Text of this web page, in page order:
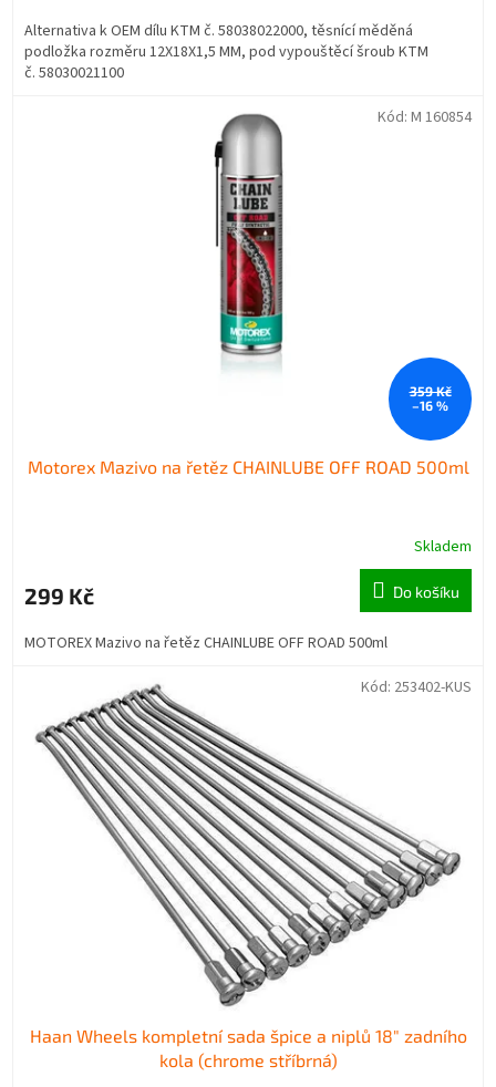
Alternativa k OEM dílu KTM č. 58038022000, těsnící měděná
podložka rozměru 12X18X1,5 MM, pod vypouštěcí šroub KTM
č. 58030021100
359 Kč
–16 %
Motorex Mazivo na řetěz CHAINLUBE OFF ROAD 500ml
Skladem
299 Kč Do košíku
MOTOREX Mazivo na řetěz CHAINLUBE OFF ROAD 500ml
Kód: M 160854
Haan Wheels kompletní sada špice a niplů 18" zadního
kola (chrome stříbrná)
Kód: 253402-KUS